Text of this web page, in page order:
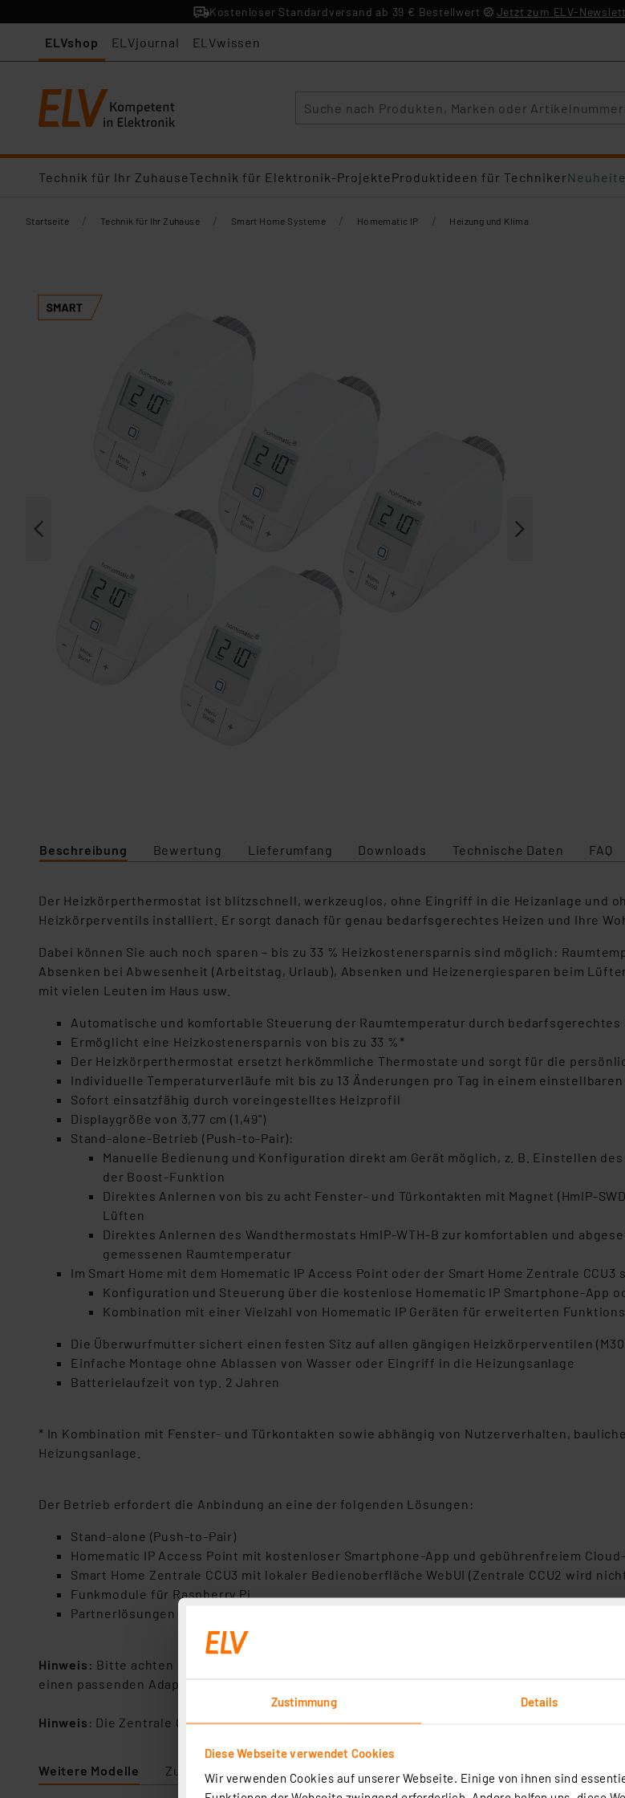
Zustimmung Details
Diese Webseite verwendet Cookies
Wir verwenden Cookies auf unserer Webseite. Einige von ihnen sind
Kostenloser Standardversand ab 39 € Bestellwert Jetzt zum ELV-
ELVshop ELVjournal ELVwissen
Technik für Ihr ZuhauseTechnik für Elektronik-ProjekteProduktideen für Techniker
Startseite / Technik für Ihr Zuhause / Smart Home Systeme / Homematic IP / Heizung und Klima
Beschreibung Bewertung Lieferumfang Downloads Technische Daten FAQ
Der Heizkörperthermostat ist blitzschnell, werkzeuglos, ohne Eingriff in die Heizanlage und
Heizkörperventils installiert. Er sorgt danach für genau bedarfsgerechtes Heizen und Ihre
Dabei können Sie auch noch sparen – bis zu 33 % Heizkostenersparnis sind möglich:
Absenken bei Abwesenheit (Arbeitstag, Urlaub), Absenken und Heizenergiesparen beim
mit vielen Leuten im Haus usw.
Automatische und komfortable Steuerung der Raumtemperatur durch bedarfsgerechtes
Ermöglicht eine Heizkostenersparnis von bis zu 33 %*
Der Heizkörperthermostat ersetzt herkömmliche Thermostate und sorgt für die
Individuelle Temperaturverläufe mit bis zu 13 Änderungen pro Tag in einem
Sofort einsatzfähig durch voreingestelltes Heizprofil
Displaygröße von 3,77 cm (1,49")
Stand-alone-Betrieb (Push-to-Pair):
Manuelle Bedienung und Konfiguration direkt am Gerät möglich, z. B. Einstellen
der Boost-Funktion
Direktes Anlernen von bis zu acht Fenster- und Türkontakten mit Magnet (HmIP-
Lüften
Direktes Anlernen des Wandthermostats HmIP-WTH-B zur komfortablen und
gemessenen Raumtemperatur
Im Smart Home mit dem Homematic IP Access Point oder der Smart Home Zentrale
Konfiguration und Steuerung über die kostenlose Homematic IP Smartphone-App
Kombination mit einer Vielzahl von Homematic IP Geräten für erweiterten
Die Überwurfmutter sichert einen festen Sitz auf allen gängigen Heizkörperventilen (M30
Einfache Montage ohne Ablassen von Wasser oder Eingriff in die Heizungsanlage
Batterielaufzeit von typ. 2 Jahren
* In Kombination mit Fenster- und Türkontakten sowie abhängig von Nutzerverhalten,
Heizungsanlage.
Der Betrieb erfordert die Anbindung an eine der folgenden Lösungen:
Stand-alone (Push-to-Pair)
Homematic IP Access Point mit kostenloser Smartphone-App und gebührenfreiem
Smart Home Zentrale CCU3 mit lokaler Bedienoberfläche WebUI (Zentrale CCU2 wird
Funkmodule für Raspberry Pi
Partnerlösungen von Drittanbietern
Hinweis: Bitte achten Sie vor dem Kauf darauf, dass ihr Heizkörper ein passendes Gewinde
einen passenden Adapter aus dem Zubehör mitbestellen.
Hinweis : Die Zentrale CCU2 wird nicht unterstützt.
Weitere Modelle Zubehör